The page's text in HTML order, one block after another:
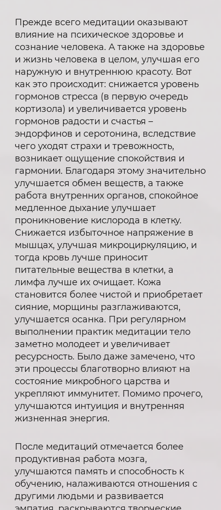
Прежде всего медитации оказывают
влияние на психическое здоровье и
сознание человека. А также на здоровье
и жизнь человека в целом, улучшая его
наружную и внутреннюю красоту. Вот
как это происходит: снижается уровень
гормонов стресса (в первую очередь
кортизола) и увеличивается уровень
гормонов радости и счастья –
эндорфинов и серотонина, вследствие
чего уходят страхи и тревожность,
возникает ощущение спокойствия и
гармонии. Благодаря этому значительно
улучшается обмен веществ, а также
работа внутренних органов, спокойное
медленное дыхание улучшает
проникновение кислорода в клетку.
Снижается избыточное напряжение в
мышцах, улучшая микроциркуляцию, и
тогда кровь лучше приносит
питательные вещества в клетки, а
лимфа лучше их очищает. Кожа
становится более чистой и приобретает
сияние, морщины разглаживаются,
улучшается осанка. При регулярном
выполнении практик медитации тело
заметно молодеет и увеличивает
ресурсность. Было даже замечено, что
эти процессы благотворно влияют на
состояние микробного царства и
укрепляют иммунитет. Помимо прочего,
улучшаются интуиция и внутренняя
жизненная энергия.
После медитаций отмечается более
продуктивная работа мозга,
улучшаются память и способность к
обучению, налаживаются отношения с
другими людьми и развивается